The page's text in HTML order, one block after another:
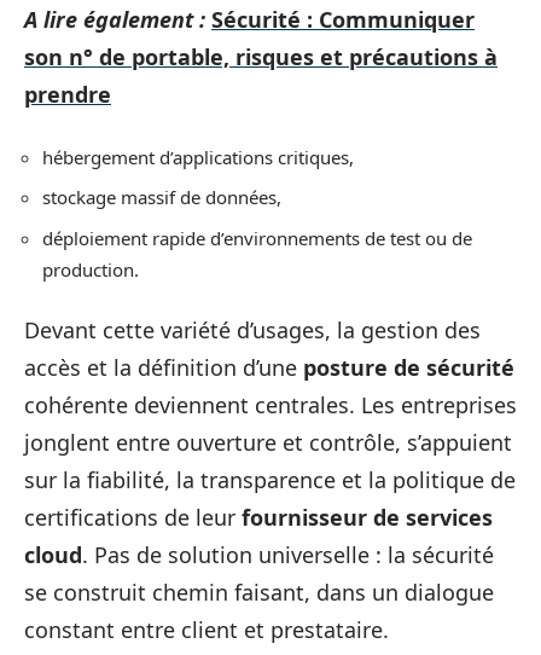
A lire également : Sécurité : Communiquer
son n° de portable, risques et précautions à
prendre
hébergement d’applications critiques,
stockage massif de données,
déploiement rapide d’environnements de test ou de
production.
Devant cette variété d’usages, la gestion des
accès et la définition d’une posture de sécurité
cohérente deviennent centrales. Les entreprises
jonglent entre ouverture et contrôle, s’appuient
sur la fiabilité, la transparence et la politique de
certifications de leur fournisseur de services
cloud. Pas de solution universelle : la sécurité
se construit chemin faisant, dans un dialogue
constant entre client et prestataire.